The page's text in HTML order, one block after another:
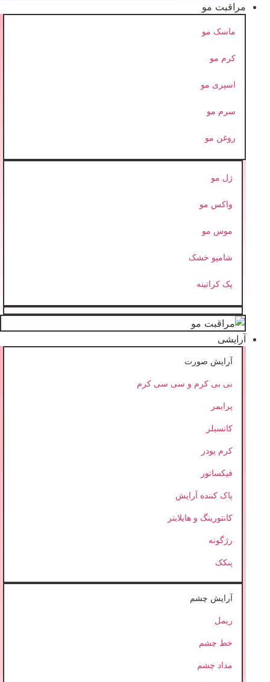
مراقبت مو
ماسک مو
کرم مو
اسپری مو
سرم مو
روغن مو
ژل مو
واکس مو
موس مو
شامپو خشک
پک کراتینه
آرایشی
آرایش صورت
بی بی کرم و سی سی کرم
پرایمر
کانسیلر
کرم پودر
فیکساتور
پاک کننده آرایش
کانتورینگ و هایلایتر
رژگونه
پنکک
آرایش چشم
ریمل
خط چشم
مداد چشم